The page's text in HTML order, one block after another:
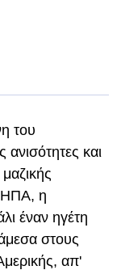
του
ανισότητες και
ΗΠΑ, η
έναν ηγέτη
στους
απ'